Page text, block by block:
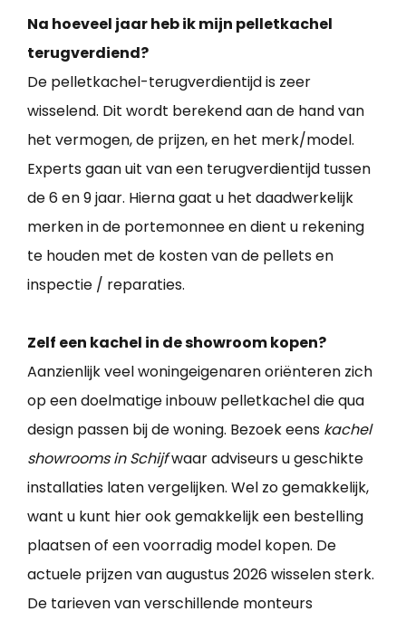
Na hoeveel jaar heb ik mijn pelletkachel
terugverdiend?
De pelletkachel-terugverdientijd is zeer
wisselend. Dit wordt berekend aan de hand van
het vermogen, de prijzen, en het merk/model.
Experts gaan uit van een terugverdientijd tussen
de 6 en 9 jaar. Hierna gaat u het daadwerkelijk
merken in de portemonnee en dient u rekening
te houden met de kosten van de pellets en
inspectie / reparaties.
Zelf een kachel in de showroom kopen?
Aanzienlijk veel woningeigenaren oriënteren zich
op een doelmatige inbouw pelletkachel die qua
design passen bij de woning. Bezoek eens kachel
showrooms in Schijfwaar adviseurs u geschikte
installaties laten vergelijken. Wel zo gemakkelijk,
want u kunt hier ook gemakkelijk een bestelling
plaatsen of een voorradig model kopen. De
actuele prijzen van augustus 2026 wisselen sterk.
De tarieven van verschillende monteurs